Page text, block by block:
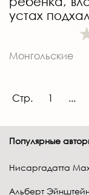
устах
Монгольские
Стр. 1 ...
Популярные
Нисаргадатта
Альберт